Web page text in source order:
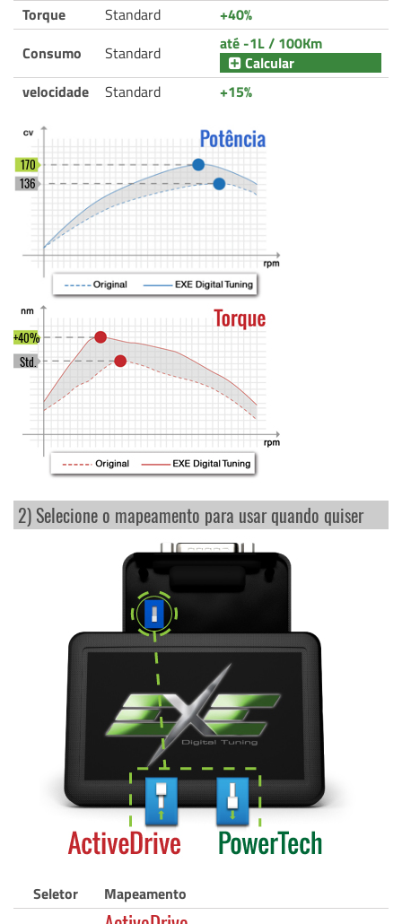
Torque
Standard
+40%
Consumo
Standard
até -1L / 100Km
Calcular
velocidade
Standard +15%
136
170
Std.
+40%
2) Selecione o mapeamento para usar quando quiser
Seletor Mapeamento